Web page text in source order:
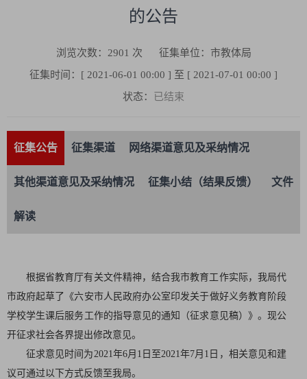
的公告
浏览次数： 2901 次
征集单位：市教体局
征集时间：[ 2021-06-01 00:00 ] 至 [ 2021-07-01 00:00 ]
状态：
已结束
征集公告 征集渠道 网络渠道意见及采纳情况
其他渠道意见及采纳情况 征集小结（结果反馈） 文件
解读
根据省教育厅有关文件精神，结合我市教育工作实际，我局代
市政府起草了《六安市人民政府办公室印发关于做好义务教育阶段
学校学生课后服务工作的指导意见的通知（征求意见稿）》。现公
开征求社会各界提出修改意见。
征求意见时间为2021年6月1日至2021年7月1日，相关意见和建
议可通过以下方式反馈至我局。